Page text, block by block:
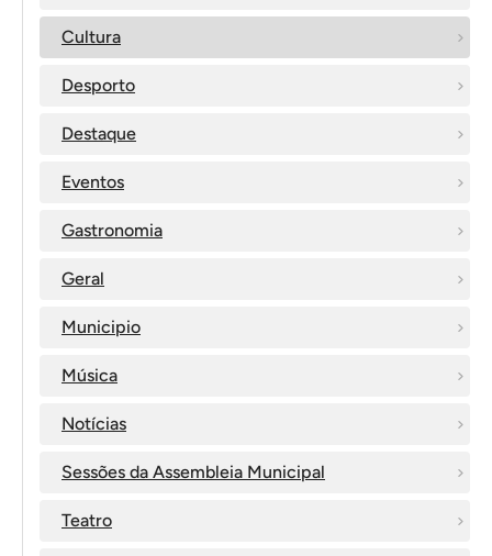
Cultura
Desporto
Destaque
Eventos
Gastronomia
Geral
Municipio
Música
Notícias
Sessões da Assembleia Municipal
Teatro